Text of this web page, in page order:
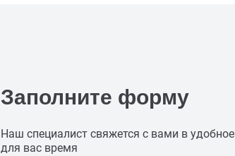
Заполните форму
Наш специалист свяжется с вами в удобное
для вас время